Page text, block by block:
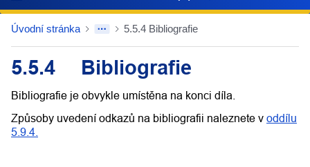
Úvodní stránka 5.5.4 Bibliografie